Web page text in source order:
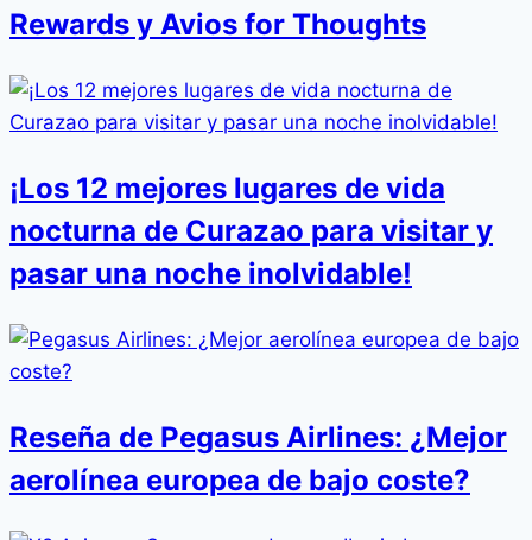
Rewards y Avios for Thoughts
¡Los 12 mejores lugares de vida
nocturna de Curazao para visitar y
pasar una noche inolvidable!
Reseña de Pegasus Airlines: ¿Mejor
aerolínea europea de bajo coste?